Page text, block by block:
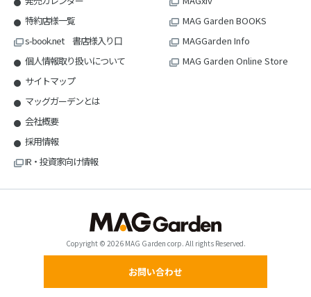
特約店様一覧
s-book.net 書店様入り口
個人情報取り扱いについて
サイトマップ
マッグガーデンとは
会社概要
採用情報
IR・投資家向け情報
MAG Garden BOOKS
MAGGarden Info
MAG Garden Online Store
Copyright © 2026 MAG Garden corp. All rights Reserved.
お問い合わせ